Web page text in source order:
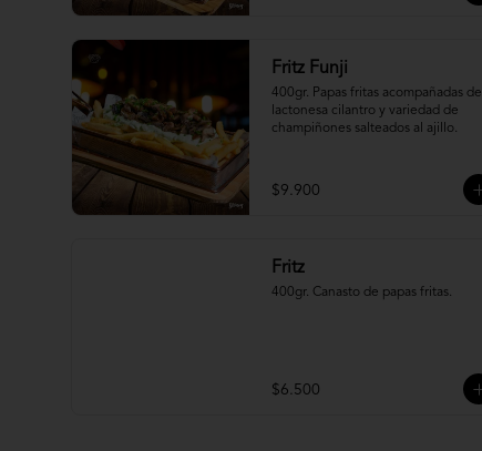
Fritz Funji
400gr. Papas fritas acompañadas de
lactonesa cilantro y variedad de
champiñones salteados al ajillo.
$9.900
Fritz
400gr. Canasto de papas fritas.
$6.500